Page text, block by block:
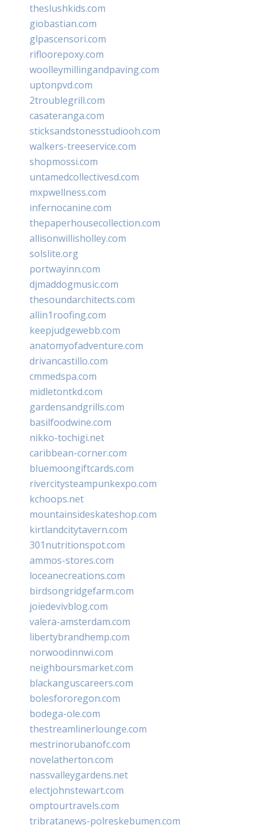
theslushkids.com
giobastian.com
glpascensori.com
rifloorepoxy.com
woolleymillingandpaving.com
uptonpvd.com
2troublegrill.com
casateranga.com
sticksandstonesstudiooh.com
walkers-treeservice.com
shopmossi.com
untamedcollectivesd.com
mxpwellness.com
infernocanine.com
thepaperhousecollection.com
allisonwillisholley.com
solslite.org
portwayinn.com
djmaddogmusic.com
thesoundarchitects.com
allin1roofing.com
keepjudgewebb.com
anatomyofadventure.com
drivancastillo.com
cmmedspa.com
midletontkd.com
gardensandgrills.com
basilfoodwine.com
nikko-tochigi.net
caribbean-corner.com
bluemoongiftcards.com
rivercitysteampunkexpo.com
kchoops.net
mountainsideskateshop.com
kirtlandcitytavern.com
301nutritionspot.com
ammos-stores.com
loceanecreations.com
birdsongridgefarm.com
joiedevivblog.com
valera-amsterdam.com
libertybrandhemp.com
norwoodinnwi.com
neighboursmarket.com
blackanguscareers.com
bolesfororegon.com
bodega-ole.com
thestreamlinerlounge.com
mestrinorubanofc.com
novelatherton.com
nassvalleygardens.net
electjohnstewart.com
omptourtravels.com
tribratanews-polreskebumen.com